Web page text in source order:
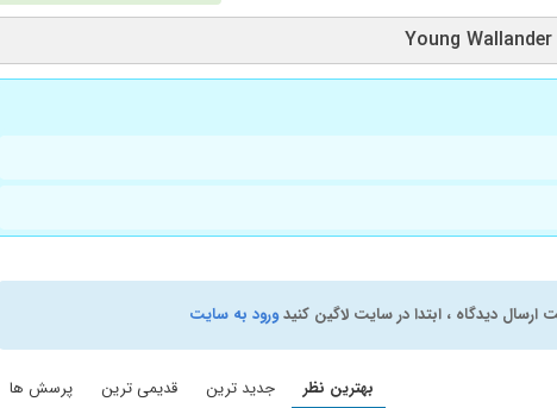
ارسال دیدگاه ، ابتدا در سایت لاگین کنیدورود به سایت
بهترین نظر جدید ترین قدیمی ترین پرسش ها